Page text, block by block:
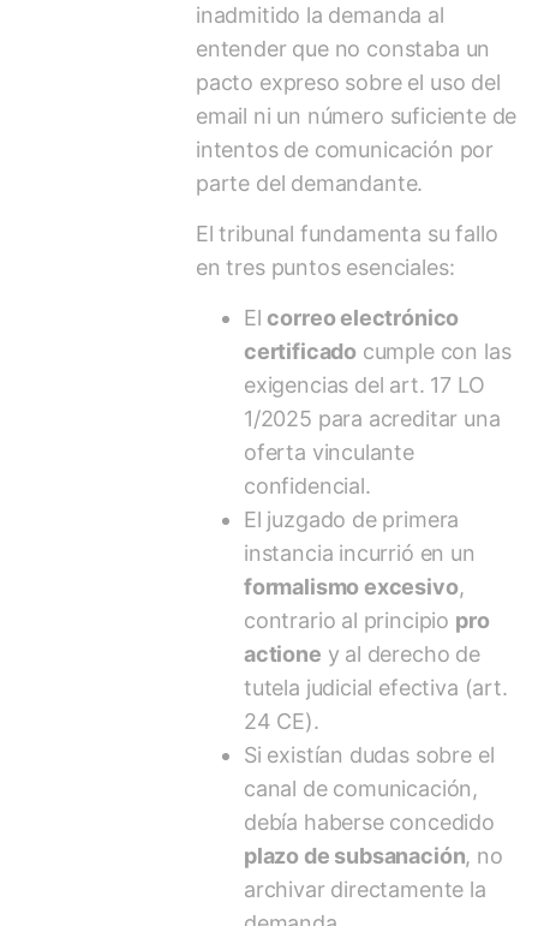
inadmitido la demanda al
entender que no constaba un
pacto expreso sobre el uso del
email ni un número suficiente de
intentos de comunicación por
parte del demandante.
El tribunal fundamenta su fallo
en tres puntos esenciales:
Elcorreo electrónico
certificado cumple con las
exigencias del art. 17 LO
1/2025 para acreditar una
oferta vinculante
confidencial.
El juzgado de primera
instancia incurrió en un
formalismo excesivo,
contrario al principio pro
actione y al derecho de
tutela judicial efectiva (art.
24 CE).
Si existían dudas sobre el
canal de comunicación,
debía haberse concedido
plazo de subsanación, no
archivar directamente la